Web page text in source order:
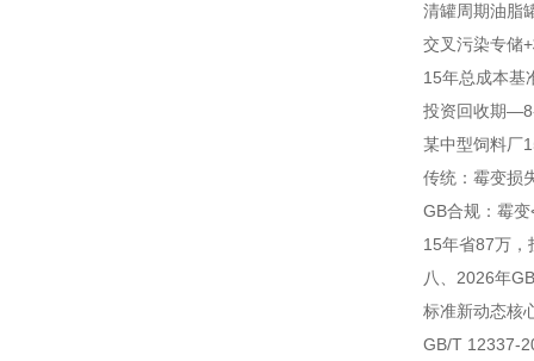
清罐周期油脂
交叉污染专储
15年总成本基
投资回收期—
某中型饲料厂
传统：霉变损
GB合规：霉
15年省87万，
八、2026年
标准新动态核
GB/T 12337-